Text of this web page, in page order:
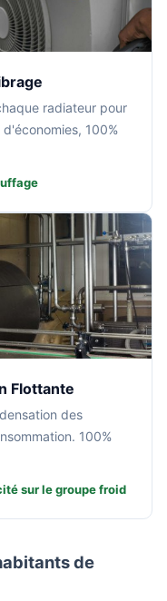
radiateur pour
100%
Flottante
des
100%
sur le groupe froid
de